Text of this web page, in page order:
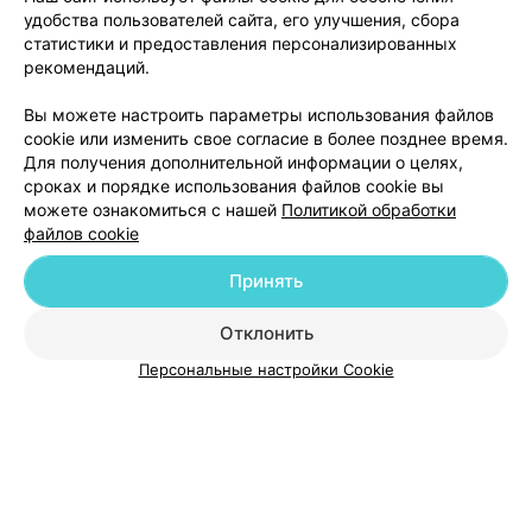
Добавить специалиста
О проекте Новости проекта
Размещение рекламы
Медицинский маркетинг
Публичный договор
Пользовательское соглашение
Способы оплаты
удобства пользователей сайта, его улучшения, сбора
статистики и предоставления персонализированных
рекомендаций.
Вы можете настроить параметры использования файлов
cookie или изменить свое согласие в более позднее время.
Для получения дополнительной информации о целях,
сроках и порядке использования файлов cookie вы
можете ознакомиться с нашей Политикой обработки
файлов cookie
Отклонить
Принять
Персональные настройки Cookie